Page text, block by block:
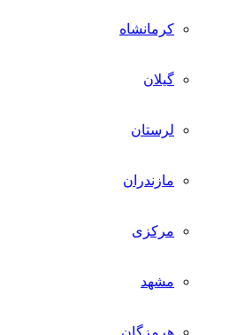
کرمانشاه
گیلان
لرستان
مازندران
مرکزی
مشهد
هرمزگان